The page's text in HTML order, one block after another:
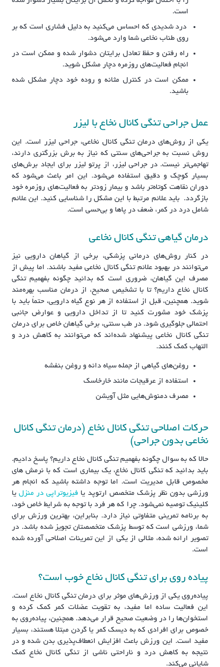
است.
درد شدیدی که احساس می‌کنید به دلیل فشاری است که بر
روی طناب نخاعی شما وارد می‌شود.
راه رفتن و حفظ تعادل برایتان دشوار شده و ممکن است در
انجام فعالیت‌های روزمره دچار مشکل شوید.
ممکن است در کنترل مثانه و روده خود دچار مشکل شده
باشید.
عمل جراحی تنگی کانال نخاع با لیزر
یکی از روش‌های درمان تنگی کانال نخاعی، جراحی لیزر است. این
روش نسبت به جراحی‌های سنتی که نیاز به برش بزرگتری دارند،
تهاجمی‌تر نیست. در جراحی لیزر، از پرتو لیزر برای ایجاد برش‌های
بسیار کوچک و دقیق استفاده می‌شود. این امر باعث می‌شود که
دوران نقاهت کوتاه‌تر باشد و بیمار زودتر به فعالیت‌های روزمره خود
بازگردد. باید علائم مرتبط با این مشکل را شناسایی کنید. این علائم
شامل درد در کمر، ضعف در پاها و بی‌حسی است.
درمان گیاهی تنگی کانال نخاعی
در کنار روش‌های درمانی پزشکی، برخی از گیاهان دارویی نیز
می‌توانند در بهبود علائم تنگی کانال نخاعی مفید باشند. اما پیش از
مصرف این گیاهان، ضروری است که بدانید چگونه بفهمیم تنگی
کانال نخاع داریم؟ تا با تشخیص صحیح، از درمان مناسب بهره‌مند
شوید. همچنین، قبل از استفاده از هر نوع گیاه دارویی، حتماً باید با
پزشک خود مشورت کنید تا از تداخل دارویی و عوارض جانبی
احتمالی جلوگیری شود. در طب سنتی، برخی گیاهان خاص برای درمان
تنگی کانال نخاعی پیشنهاد شده‌اند که می‌توانند به کاهش درد و
التهاب کمک کنند.
روغن‌های گیاهی از جمله سیاه دانه و روغن بنفشه
استفاده از عرقیجات مانند خارخاسک
مصرف دمنوش‌هایی مثل آویشن
حرکات اصلاحی تنگی کانال نخاع (درمان تنگی کانال
نخاعی بدون جراحی)
حالا که به سوال چگونه بفهمیم تنگی کانال نخاع داریم؟ پاسخ دادیم.
باید بدانید که تنگی کانال نخاع، یک بیماری است که با نرمش های
مخصوص قابل مدیریت است. اما توجه داشته باشید که انجام هر
ورزشی بدون نظر پزشک متخصص ارتوپد یا فیزیوتراپی در منزلیا
کلینیک توصیه نمی‌شود. چرا که هر فرد با توجه به شرایط خاص خود،
به برنامه تمرینی متفاوتی نیاز دارد. بنابراین، بهترین ورزش برای
شما، ورزشی است که توسط پزشک متخصصتان تجویز شده باشد. در
تصویر ارائه شده، مثالی از یکی از این تمرینات اصلاحی آورده شده
است.
پیاده روی برای تنگی کانال نخاع خوب است؟
پیاده‌روی یکی از ورزش‌های موثر برای درمان تنگی کانال نخاع است.
این فعالیت ساده اما مفید، به تقویت عضلات کمر کمک کرده و
استخوان‌ها را در وضعیت صحیح قرار می‌دهد. همچنین، پیاده‌روی به
خصوص برای افرادی که به دیسک کمر یا گردن مبتلا هستند، بسیار
مفید است. این ورزش باعث افزایش انعطاف‌پذیری بدن شده و در
نتیجه به کاهش درد و ناراحتی ناشی از تنگی کانال نخاع کمک
شایانی می‌کند.